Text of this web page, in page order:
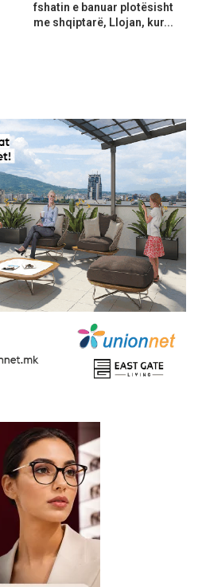
fshatin e banuar plotësisht
me shqiptarë, Llojan, kur...